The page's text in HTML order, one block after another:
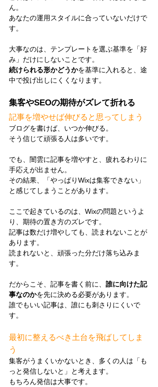
ん。
あなたの運用スタイルに合っていないだけで
す。
大事なのは、テンプレートを選ぶ基準を「好
み」だけにしないことです。
続けられる形かどうかを基準に入れると、途
中で投げ出しにくくなります。
集客やSEOの期待がズレて折れる
記事を増やせば伸びると思ってしまう
ブログを書けば、いつか伸びる。
そう信じて頑張る人は多いです。
でも、闇雲に記事を増やすと、疲れるわりに
手応えが出ません。
その結果、「やっぱりWixは集客できない」
と感じてしまうことがあります。
ここで起きているのは、Wixの問題というよ
り、期待の置き方のズレです。
記事は数だけ増やしても、読まれないことが
あります。
読まれないと、頑張った分だけ落ち込みま
す。
だからこそ、記事を書く前に、 誰に向けた記
事なのかを先に決める必要があります。
誰でもいい記事は、誰にも刺さりにくいで
す。
最初に整えるべき土台を飛ばしてしま
う
集客がうまくいかないとき、多くの人は「も
っと発信しないと」と考えます。
もちろん発信は大事です。